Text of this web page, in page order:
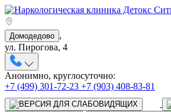
Домодедово ,
ул. Пирогова, 4
Анонимно, круглосуточно:
+7 (499) 301-72-23 +7 (903) 408-83-81